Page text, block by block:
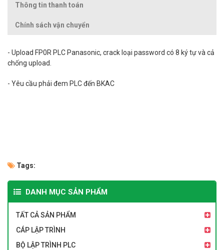
Thông tin thanh toán
Chính sách vận chuyển
- Upload FP0R PLC Panasonic, crack loại password có 8 ký tự và cả
chống upload.
- Yêu cầu phải đem PLC đến BKAC
Tags:
DANH MỤC SẢN PHẨM
TẤT CẢ SẢN PHẨM
CÁP LẬP TRÌNH
BỘ LẬP TRÌNH PLC